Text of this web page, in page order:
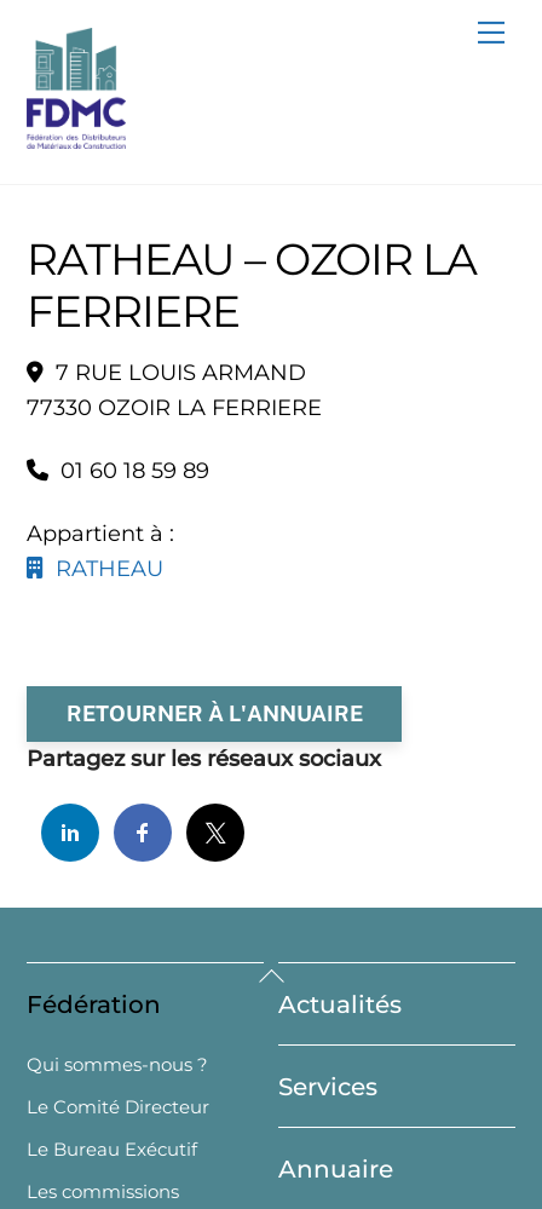
content
RATHEAU – OZOIR LA
FERRIERE
7 RUE LOUIS ARMAND
77330 OZOIR LA FERRIERE
01 60 18 59 89
Appartient à :
RATHEAU
RETOURNER À L'ANNUAIRE
Partagez sur les réseaux sociaux
Back
To
Top
Fédération
Qui sommes-nous ?
Le Comité Directeur
Le Bureau Exécutif
Les commissions
Actualités
Services
Annuaire